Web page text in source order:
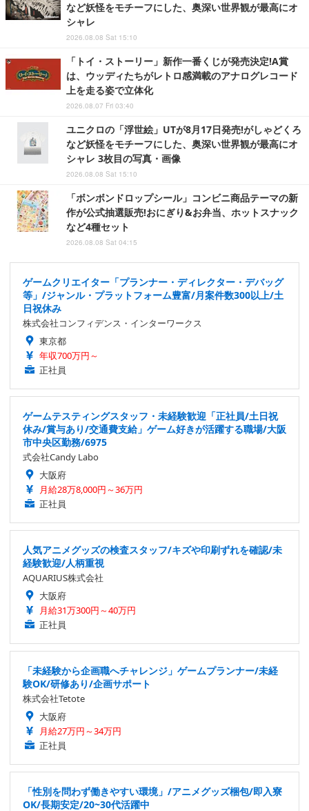
など妖怪をモチーフにした、奥深い世界観が最高にオ
シャレ
2026.08.08 Sat 15:10
「トイ・ストーリー」新作一番くじが発売決定!A賞
は、ウッディたちがレトロ感満載のアナログレコード
上を走る姿で立体化
2026.08.07 Fri 03:40
ユニクロの「浮世絵」UTが8月17日発売!がしゃどくろ
など妖怪をモチーフにした、奥深い世界観が最高にオ
シャレ 3枚目の写真・画像
2026.08.08 Sat 15:10
「ボンボンドロップシール」コンビニ商品テーマの新
作が公式抽選販売!おにぎり&お弁当、ホットスナック
など4種セット
2026.08.08 Sat 04:15
ゲームクリエイター「プランナー・ディレクター・デバッグ
等」/ジャンル・プラットフォーム豊富/月案件数300以上/土
日祝休み
株式会社コンフィデンス・インターワークス
東京都
年収700万円～
正社員
ゲームテスティングスタッフ・未経験歓迎「正社員/土日祝
休み/賞与あり/交通費支給」ゲーム好きが活躍する職場/大阪
市中央区勤務/6975
式会社Candy Labo
大阪府
月給28万8,000円～36万円
正社員
人気アニメグッズの検査スタッフ/キズや印刷ずれを確認/未
経験歓迎/人柄重視
AQUARIUS株式会社
大阪府
月給31万300円～40万円
正社員
「未経験から企画職へチャレンジ」ゲームプランナー/未経
験OK/研修あり/企画サポート
株式会社Tetote
大阪府
月給27万円～34万円
正社員
「性別を問わず働きやすい環境」/アニメグッズ梱包/即入寮
OK/長期安定/20~30代活躍中